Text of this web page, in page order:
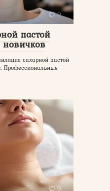
0
пастой
новичков
сахарной пастой
Профессиональные
0